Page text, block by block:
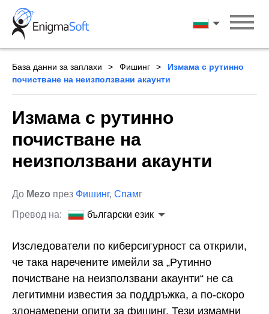
Skip
content
български
База данни за заплахи Фишинг
Измама с рутинно
почистване на неизползвани акаунти
Измама с рутинно
почистване на
неизползвани акаунти
До Mezo през Фишинг, Спамг
Превод на:
български език
Изследователи по киберсигурност са открили,
че така наречените имейли за „Рутинно
почистване на неизползвани акаунти“ не са
легитимни известия за поддръжка, а по-скоро
злонамерени опити за фишинг. Тези измамни